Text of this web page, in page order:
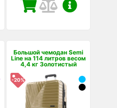
Большой чемодан Semi
Line на 114 литров весом
4,4 кг Золотистый
-20%